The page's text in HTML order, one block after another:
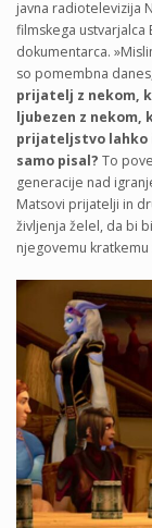
javna radiotelevizija
filmskega ustvarjalca
dokumentarca.
so pomembna
prijatelj z nekom,
ljubezen z nekom,
prijateljstvo lahko
samo pisal? To
generacije nad
Matsovi prijatelji in
življenja želel, da bi
njegovemu kratkemu